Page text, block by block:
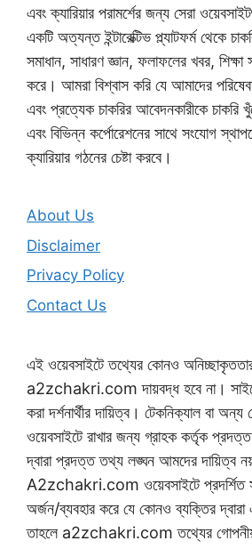
এবং ক্যারিয়ার পরামর্শের জন্য সেরা
একটি অত্যন্ত ইন্টারেক্টিভ প্ল্যাটফর্ম থেকে
সমাধান, সাধারণ জ্ঞান, ফলাফলের খবর,
করে। আমরা বিশ্বাস করি যে আমাদের
এবং প্রত্যেক চাকরির আবেদনকারীকে চাকরি
এবং বিভিন্ন কর্পোরেশনের সাথে সংযোগ
ক্যারিয়ার গঠনের চেষ্টা করবে।
About Us
Disclaimer
Privacy Policy
Contact Us
এই ওয়েবসাইটে তথ্যের কোনও
a2zchakri.com দায়বদ্ধ হবে না।
করা দর্শনার্থীর দায়িত্ব। টেকনিক্যাল বা
ওয়েবসাইটে রাখার জন্য গ্রাহক কর্তৃক
দ্বারা প্রদত্ত তথ্য লঙ্ঘন আমদের দায়িত্ব
A2zchakri.com ওয়েবসাইটে
অর্জন/ব্যবহার করে যে কোনও ব্যক্তির দ্বারা
তাহলে a2zchakri.com তথ্যের